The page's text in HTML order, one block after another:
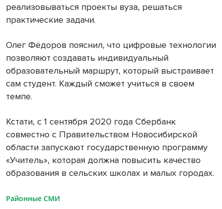
реализовываться проекты вуза, решаться
практические задачи.
Олег Фёдоров пояснил, что цифровые технологии
позволяют создавать индивидуальный
образовательный маршрут, который выстраивает
сам студент. Каждый сможет учиться в своем
темпе.
Кстати, с 1 сентября 2020 года Сбербанк
совместно с Правительством Новосибирской
области запускают государственную программу
«Учитель», которая должна повысить качество
образования в сельских школах и малых городах.
Районные СМИ